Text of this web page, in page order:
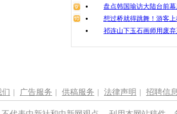
盘点韩国瑜访大陆台前
想过桥就得跳舞！游客
祁连山下玉石画师用废
们 | 广告服务 | 供稿服务 | 法律声明 | 招聘信息